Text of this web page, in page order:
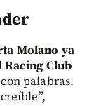
Molano ya
Club
palabras.